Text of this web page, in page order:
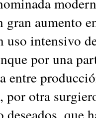
aumento
uso intensivo
por una
entre
por otra
que